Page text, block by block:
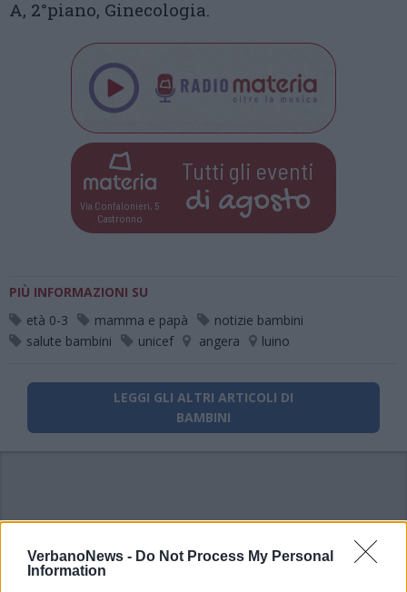
VerbanoNews - Do Not Process My Personal
Information
A, 2°piano, Ginecologia.
Via Confalonieri, 5
Castronno
Tutti gli eventi
di agosto
PIÙ INFORMAZIONI SU
età 0-3
mamma e papà
notizie bambini
salute bambini
unicef angera luino
LEGGI GLI ALTRI ARTICOLI DI
BAMBINI